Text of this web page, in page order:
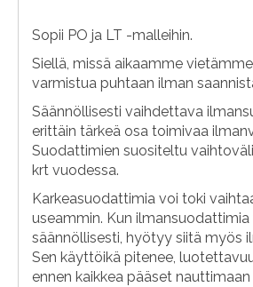
Sopii PO ja LT -malleihin.
Siellä, missä aikaamme
varmistua puhtaan ilman
Säännöllisesti vaihdettava
erittäin tärkeä osa toimivaa
Suodattimien suositeltu
krt vuodessa.
Karkeasuodattimia voi toki
useammin. Kun
säännöllisesti, hyötyy siitä myös
Sen käyttöikä pitenee,
ennen kaikkea pääset